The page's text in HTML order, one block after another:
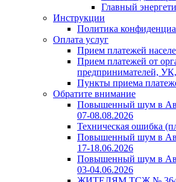
Главный
Инструкции
Политика
Оплата услуг
Прием платежей
Прием платежей от
предпринимателей,
Пункты приема
Обратите внимание
Повышенный шум в
07-08.08.2026
Техническая ошибка
Повышенный шум в
17-18.06.2026
Повышенный шум в
03-04.06.2026